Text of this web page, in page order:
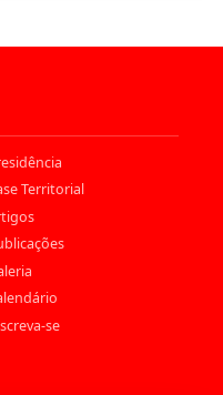
Territorial
se